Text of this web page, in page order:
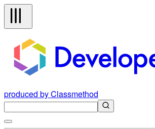
produced by Classmethod